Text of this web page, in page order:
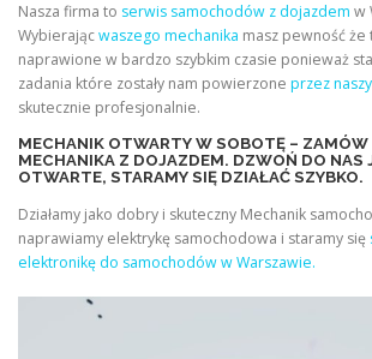
Nasza firma to serwis samochodów z dojazdem w
Wybierającwaszego mechanika masz pewność że
naprawione w bardzo szybkim czasie ponieważ
zadania które zostały nam powierzone przez
skutecznie profesjonalnie.
MECHANIK OTWARTY W SOBOTĘ – ZAMÓW
MECHANIKA Z DOJAZDEM. DZWOŃ DO NAS
OTWARTE, STARAMY SIĘ DZIAŁAĆ SZYBKO.
Działamy jako dobry i skuteczny Mechanik
naprawiamy elektrykę samochodowa i staramy się
elektronikę do samochodów w Warszawie.